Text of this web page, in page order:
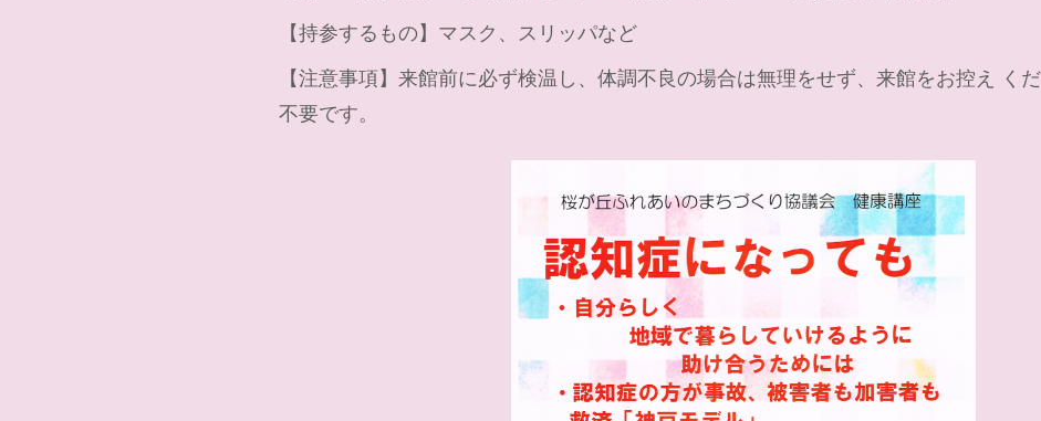
【持参するもの】マスク、スリッパなど
【注意事項】来館前に必ず検温し、体調不良の場合は無理をせず、来館をお控え く
不要です。